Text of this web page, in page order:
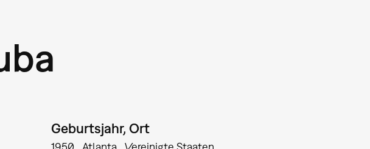
Geburtsjahr, Ort